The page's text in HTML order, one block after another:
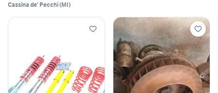
Cassina de' Pecchi(MI)